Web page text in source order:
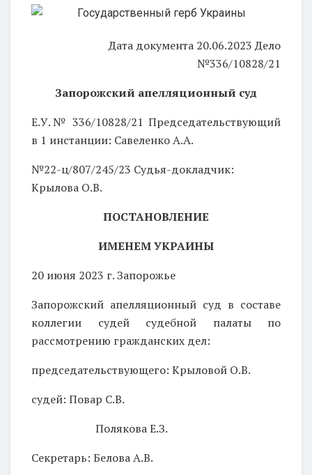
Дата документа 20.06.2023 Дело
№336/10828/21
Запорожский апелляционный суд
Е.У.№ 336/10828/21 Председательствующий
в 1 инстанции: Савеленко А.А.
№22-ц/807/245/23 Судья-докладчик:
Крылова О.В.
ПОСТАНОВЛЕНИЕ
ИМЕНЕМ УКРАИНЫ
20 июня 2023 г. Запорожье
Запорожский апелляционный суд в составе
коллегии судей судебной палаты по
рассмотрению гражданских дел:
председательствующего: Крыловой О.В.
судей: Повар С.В.
Полякова Е.З.
Секретарь: Белова А.В.